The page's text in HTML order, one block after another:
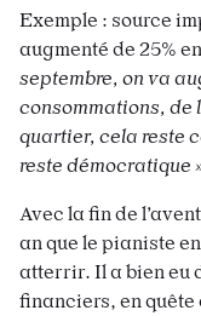
Exemple : source
augmenté de 25%
septembre, on va
consommations, de
quartier, cela reste
reste démocratique
Avec la fin de
an que le pianiste
atterrir. Il a bien eu
financiers, en